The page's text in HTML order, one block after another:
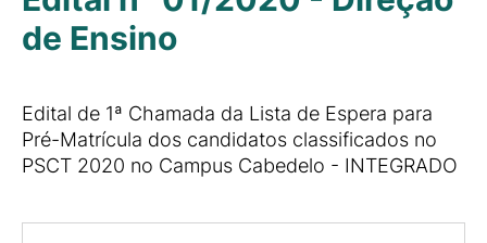
de Ensino
Edital de 1ª Chamada da Lista de Espera para
Pré-Matrícula dos candidatos classificados no
PSCT 2020 no Campus Cabedelo - INTEGRADO